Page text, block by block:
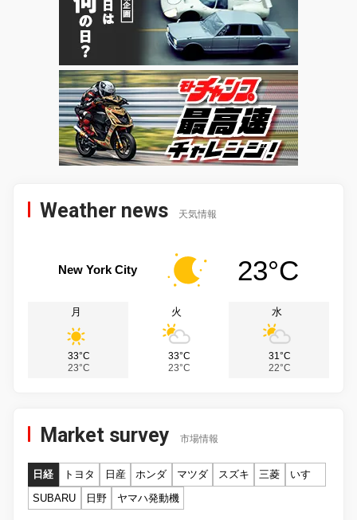
Weather news 天気情報
New York City 23°C
月
33°C
23°C
火
33°C
23°C
水
31°C
22°C
Market survey 市場情報
日経 トヨタ 日産 ホンダ マツダ スズキ 三菱
いすゞ
SUBARU
日野 ヤマハ発動機